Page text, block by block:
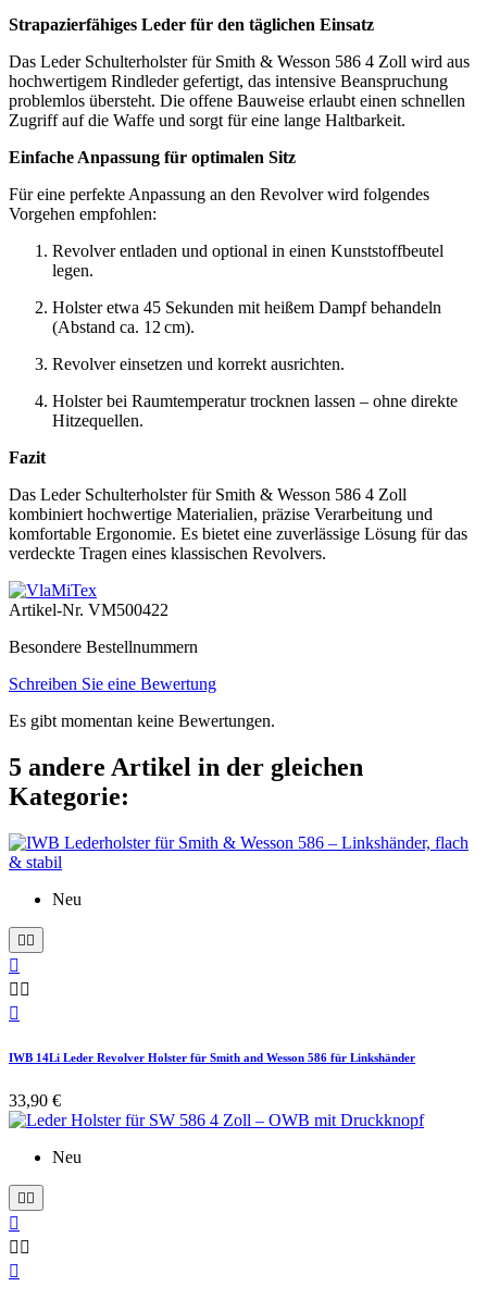
Strapazierfähiges Leder für den täglichen Einsatz
Das Leder Schulterholster für Smith & Wesson 586 4 Zoll wird aus
hochwertigem Rindleder gefertigt, das intensive Beanspruchung
problemlos übersteht. Die offene Bauweise erlaubt einen schnellen
Zugriff auf die Waffe und sorgt für eine lange Haltbarkeit.
Einfache Anpassung für optimalen Sitz
Für eine perfekte Anpassung an den Revolver wird folgendes
Vorgehen empfohlen:
Revolver entladen und optional in einen Kunststoffbeutel
legen.
Holster etwa 45 Sekunden mit heißem Dampf behandeln
(Abstand ca. 12 cm).
Revolver einsetzen und korrekt ausrichten.
Holster bei Raumtemperatur trocknen lassen – ohne direkte
Hitzequellen.
Fazit
Das Leder Schulterholster für Smith & Wesson 586 4 Zoll
kombiniert hochwertige Materialien, präzise Verarbeitung und
komfortable Ergonomie. Es bietet eine zuverlässige Lösung für das
verdeckte Tragen eines klassischen Revolvers.
Artikel-Nr. VM500422
Besondere Bestellnummern
Schreiben Sie eine Bewertung
Es gibt momentan keine Bewertungen.
5 andere Artikel in der gleichen
Kategorie:
Neu


 

IWB 14Li Leder Revolver Holster für Smith and Wesson 586 für Linkshänder
33,90 €
Neu
 

 
